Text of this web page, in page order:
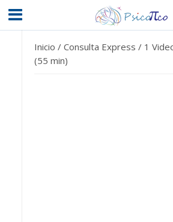
Inicio / Consulta Express / 1
(55 min)